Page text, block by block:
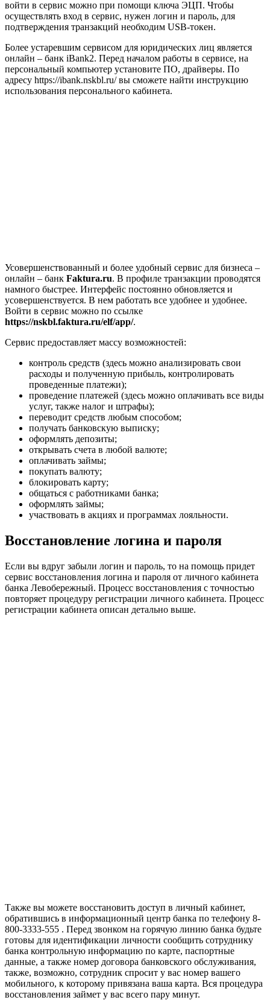
войти в сервис можно при помощи ключа ЭЦП. Чтобы
осуществлять вход в сервис, нужен логин и пароль, для
подтверждения транзакций необходим USB-токен.
Более устаревшим сервисом для юридических лиц является
онлайн – банк iBank2. Перед началом работы в сервисе, на
персональный компьютер установите ПО, драйверы. По
адресу https://ibank.nskbl.ru/ вы сможете найти инструкцию
использования персонального кабинета.
Усовершенствованный и более удобный сервис для бизнеса –
онлайн – банк Faktura.ru. В профиле транзакции проводятся
намного быстрее. Интерфейс постоянно обновляется и
усовершенствуется. В нем работать все удобнее и удобнее.
Войти в сервис можно по ссылке
https://nskbl.faktura.ru/elf/app/.
Сервис предоставляет массу возможностей:
контроль средств (здесь можно анализировать свои
расходы и полученную прибыль, контролировать
проведенные платежи);
проведение платежей (здесь можно оплачивать все виды
услуг, также налог и штрафы);
переводит средств любым способом;
получать банковскую выписку;
оформлять депозиты;
открывать счета в любой валюте;
оплачивать займы;
покупать валюту;
блокировать карту;
общаться с работниками банка;
оформлять займы;
участвовать в акциях и программах лояльности.
Восстановление логина и пароля
Если вы вдруг забыли логин и пароль, то на помощь придет
сервис восстановления логина и пароля от личного кабинета
банка Левобережный. Процесс восстановления с точностью
повторяет процедуру регистрации личного кабинета. Процесс
регистрации кабинета описан детально выше.
Также вы можете восстановить доступ в личный кабинет,
обратившись в информационный центр банка по телефону 8-
800-3333-555 . Перед звонком на горячую линию банка будьте
готовы для идентификации личности сообщить сотруднику
банка контрольную информацию по карте, паспортные
данные, а также номер договора банковского обслуживания,
также, возможно, сотрудник спросит у вас номер вашего
мобильного, к которому привязана ваша карта. Вся процедура
восстановления займет у вас всего пару минут.